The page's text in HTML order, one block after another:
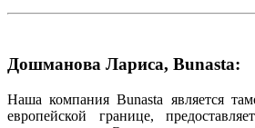
Дошманова Лариса, Bunasta:
Наша компания Bunasta является
европейской границе,